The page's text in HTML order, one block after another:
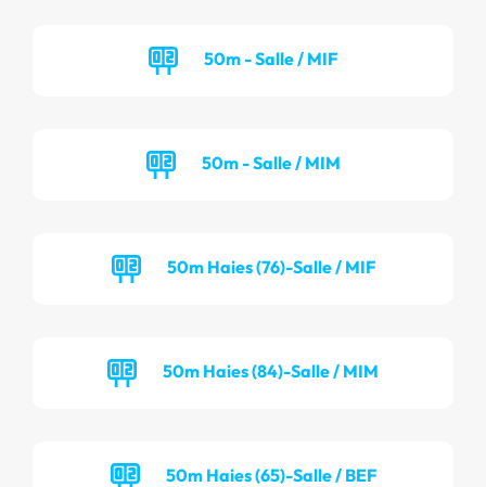
50m - Salle / MIF
50m - Salle / MIM
50m Haies (76)-Salle / MIF
50m Haies (84)-Salle / MIM
50m Haies (65)-Salle / BEF